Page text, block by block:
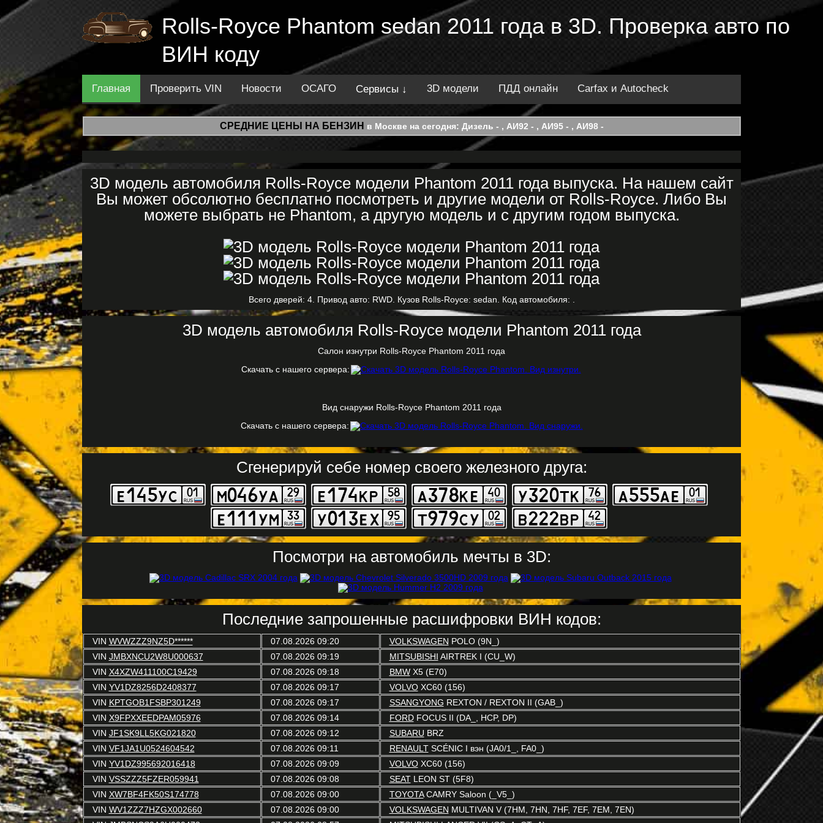
Rolls-Royce Phantom sedan 2011 года в 3D. Проверка авто по
ВИН коду
Главная Проверить VIN Новости ОСАГО Сервисы ↓ 3D модели ПДД онлайн Carfax и Autocheck
СРЕДНИЕ ЦЕНЫ НА БЕНЗИН в Москве на сегодня: Дизель - , АИ92 - , АИ95 - , АИ98 -
3D модель автомобиля Rolls-Royce модели Phantom 2011 года выпуска. На нашем сайт
Вы может обсолютно бесплатно посмотреть и другие модели от Rolls-Royce. Либо Вы
можете выбрать не Phantom, а другую модель и с другим годом выпуска.
Всего дверей: 4. Привод авто: RWD. Кузов Rolls-Royce: sedan. Код автомобиля: .
3D модель автомобиля Rolls-Royce модели Phantom 2011 года
Салон изнутри Rolls-Royce Phantom 2011 года
Скачать с нашего сервера:
Вид снаружи Rolls-Royce Phantom 2011 года
Скачать с нашего сервера:
Сгенерируй себе номер своего железного друга:
Посмотри на автомобиль мечты в 3D:
Последние запрошенные расшифровки ВИН кодов:
VIN WVWZZZ9NZ5D****** 07.08.2026 09:20 VOLKSWAGEN POLO (9N_)
VIN JMBXNCU2W8U000637 07.08.2026 09:19 MITSUBISHI AIRTREK I (CU_W)
VIN X4XZW411100C19429 07.08.2026 09:18 BMWX5 (E70)
VIN YV1DZ8256D2408377 07.08.2026 09:17 VOLVOXC60 (156)
VIN KPTGOB1FSBP301249 07.08.2026 09:17 SSANGYONG REXTON / REXTON II (GAB_)
VIN X9FPXXEEDPAM05976 07.08.2026 09:14 FORDFOCUS II (DA_, HCP, DP)
VIN JF1SK9LL5KG021820 07.08.2026 09:12 SUBARU BRZ
VIN VF1JA1U0524604542 07.08.2026 09:11 RENAULTSCÉNIC I вэн (JA0/1_, FA0_)
VIN YV1DZ995692016418 07.08.2026 09:09 VOLVOXC60 (156)
VIN VSSZZZ5FZER059941 07.08.2026 09:08 SEATLEON ST (5F8)
VIN XW7BF4FK50S174778 07.08.2026 09:00 TOYOTACAMRY Saloon (_V5_)
VIN WV1ZZZ7HZGX002660 07.08.2026 09:00 VOLKSWAGEN MULTIVAN V (7HM, 7HN, 7HF, 7EF, 7EM, 7EN)